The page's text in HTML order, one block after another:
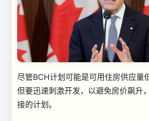
尽管BCH计划可能是可用住房供应量
但要迅速刺激开发，以避免房价飙升
接的计划。